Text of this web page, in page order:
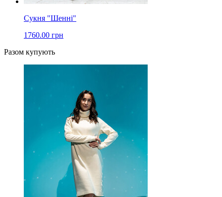
Сукня "Шенні"
1760.00 грн
Разом купують